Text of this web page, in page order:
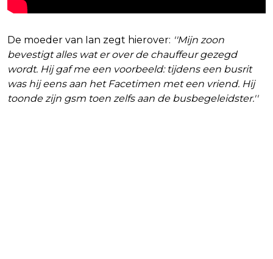
De moeder van Ian zegt hierover: ''Mijn zoon
bevestigt alles wat er over de chauffeur gezegd
wordt. Hij gaf me een voorbeeld: tijdens een busrit
was hij eens aan het Facetimen met een vriend. Hij
toonde zijn gsm toen zelfs aan de busbegeleidster.''